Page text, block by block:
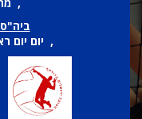
, יום יום ראשון, 23/11/